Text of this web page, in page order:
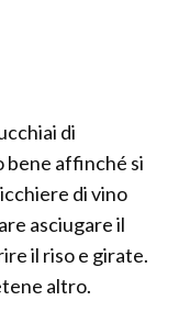
di
bene affinché si
di vino
asciugare il
il riso e girate.
altro.